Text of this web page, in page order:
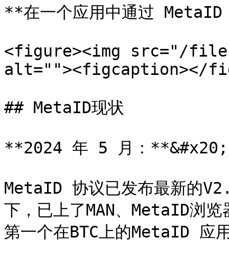
**在一个应用中通过
<figure><img src="/files/
alt=""><figcaption></
## MetaID现状
**2024 年 5 月：**&#x20;
MetaID 协议已发布最新的
下，已上了MAN、MetaID浏